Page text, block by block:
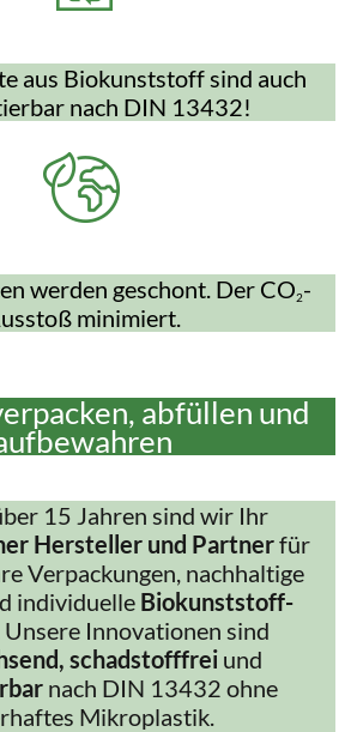
aus Biokunststoff sind auch
nach DIN 13432!
werden geschont. Der CO2-
minimiert.
abfüllen und
15 Jahren sind wir Ihr
Hersteller und Partnerfür
Verpackungen, nachhaltige
individuelle Biokunststoff-
Unsere Innovationen sind
schadstofffrei und
nach DIN 13432 ohne
Mikroplastik.